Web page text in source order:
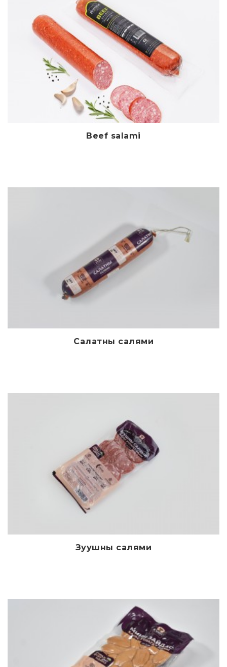
ДэлгэрэнгүйBeef salami
ДэлгэрэнгүйСалатны салями
ДэлгэрэнгүйЗуушны салями